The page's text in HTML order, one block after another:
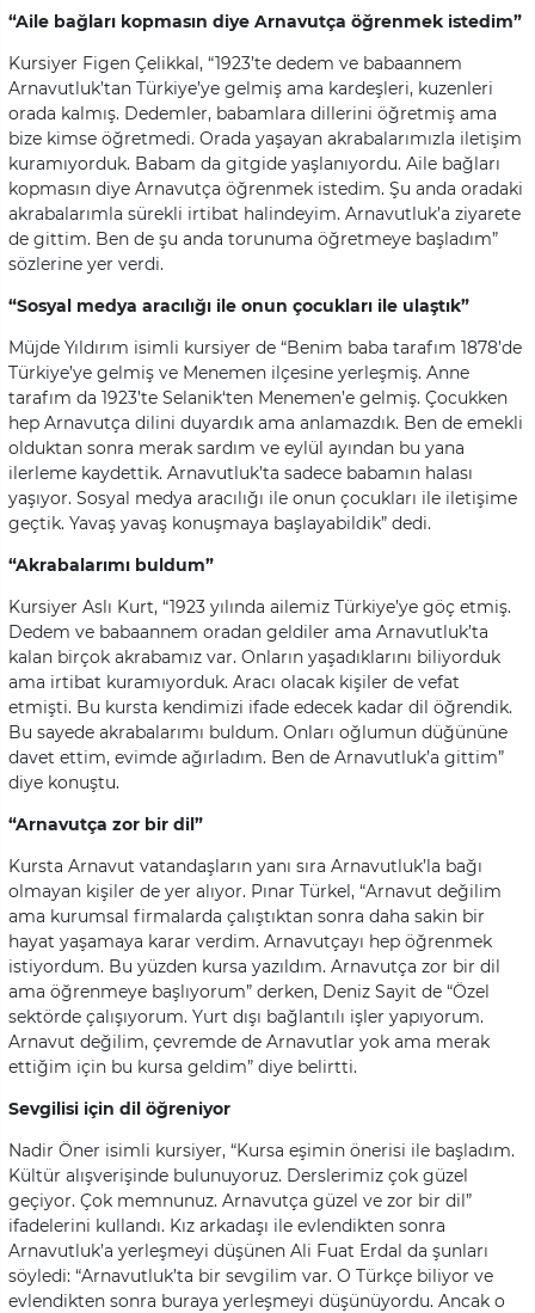
“Aile bağları kopmasın diye Arnavutça öğrenmek istedim”
Kursiyer Figen Çelikkal, “1923’te dedem ve babaannem
Arnavutluk’tan Türkiye’ye gelmiş ama kardeşleri, kuzenleri
orada kalmış. Dedemler, babamlara dillerini öğretmiş ama
bize kimse öğretmedi. Orada yaşayan akrabalarımızla iletişim
kuramıyorduk. Babam da gitgide yaşlanıyordu. Aile bağları
kopmasın diye Arnavutça öğrenmek istedim. Şu anda oradaki
akrabalarımla sürekli irtibat halindeyim. Arnavutluk’a ziyarete
de gittim. Ben de şu anda torunuma öğretmeye başladım”
sözlerine yer verdi.
“Sosyal medya aracılığı ile onun çocukları ile ulaştık”
Müjde Yıldırım isimli kursiyer de “Benim baba tarafım 1878’de
Türkiye’ye gelmiş ve Menemen ilçesine yerleşmiş. Anne
tarafım da 1923’te Selanik‘ten Menemen’e gelmiş. Çocukken
hep Arnavutça dilini duyardık ama anlamazdık. Ben de emekli
olduktan sonra merak sardım ve eylül ayından bu yana
ilerleme kaydettik. Arnavutluk’ta sadece babamın halası
yaşıyor. Sosyal medya aracılığı ile onun çocukları ile iletişime
geçtik. Yavaş yavaş konuşmaya başlayabildik” dedi.
“Akrabalarımı buldum”
Kursiyer Aslı Kurt, “1923 yılında ailemiz Türkiye’ye göç etmiş.
Dedem ve babaannem oradan geldiler ama Arnavutluk’ta
kalan birçok akrabamız var. Onların yaşadıklarını biliyorduk
ama irtibat kuramıyorduk. Aracı olacak kişiler de vefat
etmişti. Bu kursta kendimizi ifade edecek kadar dil öğrendik.
Bu sayede akrabalarımı buldum. Onları oğlumun düğününe
davet ettim, evimde ağırladım. Ben de Arnavutluk’a gittim”
diye konuştu.
“Arnavutça zor bir dil”
Kursta Arnavut vatandaşların yanı sıra Arnavutluk’la bağı
olmayan kişiler de yer alıyor. Pınar Türkel, “Arnavut değilim
ama kurumsal firmalarda çalıştıktan sonra daha sakin bir
hayat yaşamaya karar verdim. Arnavutçayı hep öğrenmek
istiyordum. Bu yüzden kursa yazıldım. Arnavutça zor bir dil
ama öğrenmeye başlıyorum” derken, Deniz Sayit de “Özel
sektörde çalışıyorum. Yurt dışı bağlantılı işler yapıyorum.
Arnavut değilim, çevremde de Arnavutlar yok ama merak
ettiğim için bu kursa geldim” diye belirtti.
Sevgilisi için dil öğreniyor
Nadir Öner isimli kursiyer, “Kursa eşimin önerisi ile başladım.
Kültür alışverişinde bulunuyoruz. Derslerimiz çok güzel
geçiyor. Çok memnunuz. Arnavutça güzel ve zor bir dil”
ifadelerini kullandı. Kız arkadaşı ile evlendikten sonra
Arnavutluk’a yerleşmeyi düşünen Ali Fuat Erdal da şunları
söyledi: “Arnavutluk’ta bir sevgilim var. O Türkçe biliyor ve
evlendikten sonra buraya yerleşmeyi düşünüyordu. Ancak o